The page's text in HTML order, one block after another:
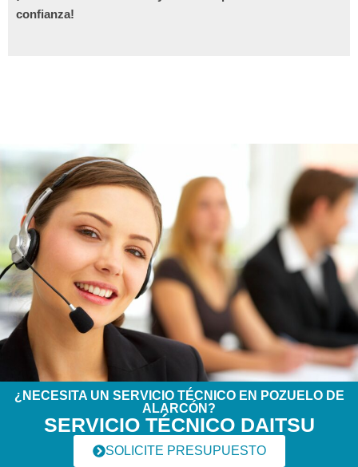
confianza!
¿NECESITA UN SERVICIO TÉCNICO EN POZUELO DE
ALARCÓN?
SERVICIO TÉCNICO DAITSU
SOLICITE PRESUPUESTO